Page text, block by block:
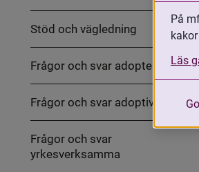
Stöd och vägledning
Frågor och svar adopterade
Frågor och svar adoptivföräldrar
Frågor och svar
yrkesverksamma
På
Läs